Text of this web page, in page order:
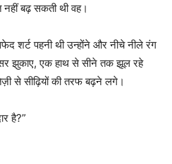
बढ़ सकती थी वह।
पहनी थी उन्होंने और नीचे नीले रंग
झुकाए, एक हाथ से सीने तक झूल रहे
से सीढ़ियों की तरफ बढ़ने लगे।
है?”